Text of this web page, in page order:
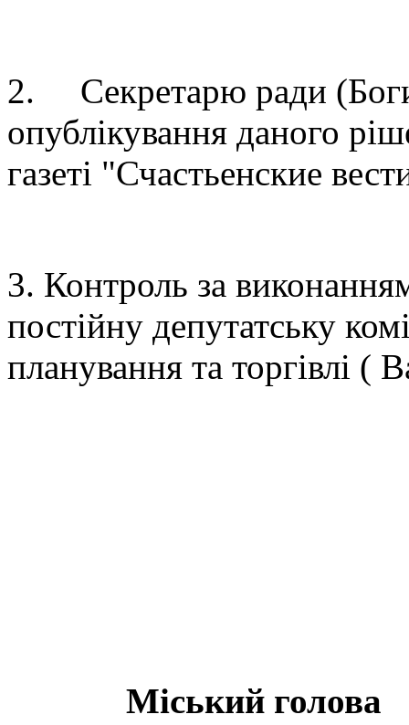
2. Секретарю ради
опублікування даного
газеті "Счастьенские
3. Контроль за
постійну депутатську
планування та торгівлі (